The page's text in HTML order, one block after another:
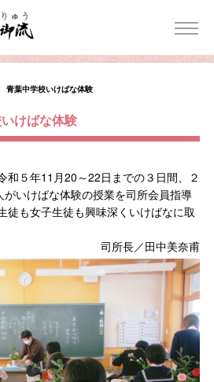
葉中学校いけばな体験
けばな体験
５年11月20～22日までの３日間、２
いけばな体験の授業を司所会員指導
徒も女子生徒も興味深くいけばなに取
司所長／田中美奈甫